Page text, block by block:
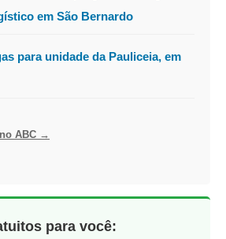
em São Bernardo
para unidade da Pauliceia, em
ABC →
para você: